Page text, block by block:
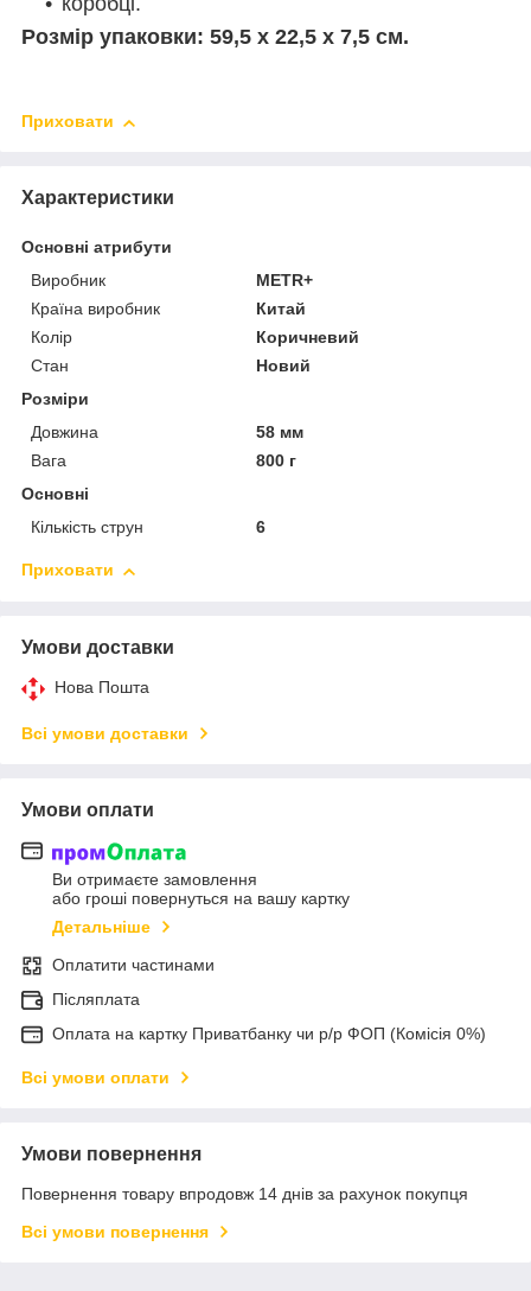
Розмір упаковки: 59,5 х 22,5 х 7,5 см.
Приховати
Характеристики
Основні атрибути
Виробник
METR+
Країна виробник
Китай
Колір
Коричневий
Стан
Новий
Розміри
Довжина
58 мм
Вага
800 г
Основні
Кількість струн
6
Приховати
Умови доставки
Нова Пошта
Всі умови доставки
Умови оплати
Ви отримаєте замовлення
або гроші повернуться на вашу картку
Детальніше
Оплатити частинами
Післяплата
Оплата на картку Приватбанку чи р/р ФОП (Комісія 0%)
Всі умови оплати
Умови повернення
Повернення товару впродовж 14 днів за рахунок покупця
Всі умови повернення